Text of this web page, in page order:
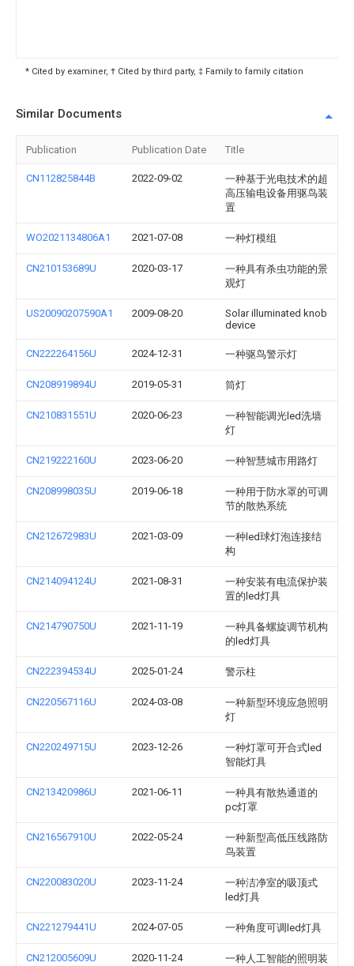
* Cited by examiner, † Cited by third party, ‡ Family to family citation
Similar Documents
Publication Publication Date Title
CN112825844B 2022-09-02
一种基于光电技术的超
高压输电设备用驱鸟装
置
WO2021134806A1 2021-07-08 一种灯模组
CN210153689U 2020-03-17
一种具有杀虫功能的景
观灯
US20090207590A1 2009-08-20
Solar illuminated knob
device
CN222264156U 2024-12-31 一种驱鸟警示灯
CN208919894U 2019-05-31 筒灯
CN210831551U 2020-06-23
一种智能调光led洗墙
灯
CN219222160U 2023-06-20 一种智慧城市用路灯
CN208998035U 2019-06-18
一种用于防水罩的可调
节的散热系统
CN212672983U 2021-03-09
一种led球灯泡连接结
构
CN214094124U 2021-08-31
一种安装有电流保护装
置的led灯具
CN214790750U 2021-11-19
一种具备螺旋调节机构
的led灯具
CN222394534U 2025-01-24 警示柱
CN220567116U 2024-03-08
一种新型环境应急照明
灯
CN220249715U 2023-12-26
一种灯罩可开合式led
智能灯具
CN213420986U 2021-06-11
一种具有散热通道的
pc灯罩
CN216567910U 2022-05-24
一种新型高低压线路防
鸟装置
CN220083020U 2023-11-24
一种洁净室的吸顶式
led灯具
CN221279441U 2024-07-05 一种角度可调led灯具
CN212005609U 2020-11-24
一种人工智能的照明装